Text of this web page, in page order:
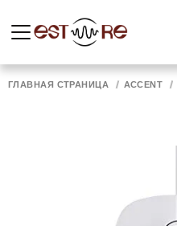
ГЛАВНАЯ СТРАНИЦА ACCENT